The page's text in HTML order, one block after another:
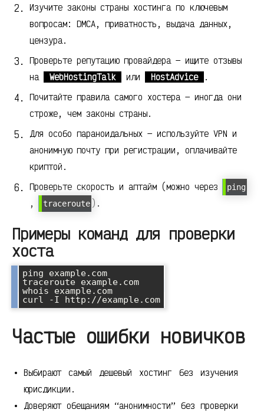
Изучите законы страны хостинга по ключевым
вопросам: DMCA, приватность, выдача данных,
цензура.
Проверьте репутацию провайдера — ищите отзывы
на
WebHostingTalk или HostAdvice
.
Почитайте правила самого хостера — иногда они
строже, чем законы страны.
Для особо параноидальных — используйте VPN и
анонимную почту при регистрации, оплачивайте
криптой.
Проверьте скорость и аптайм (можно через
ping
, traceroute ).
Примеры команд для проверки
хоста
ping example.com
traceroute example.com
whois example.com
Частые ошибки новичков
Выбирают самый дешевый хостинг без изучения
юрисдикции.
Доверяют обещаниям “анонимности” без проверки